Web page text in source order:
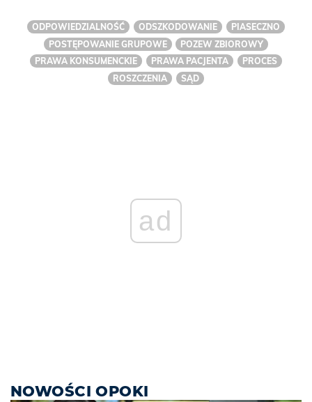
ODPOWIEDZIALNOŚĆ ODSZKODOWANIE
PIASECZNO
POSTĘPOWANIE GRUPOWE
POZEW ZBIOROWY
PRAWA KONSUMENCKIE
PRAWA PACJENTA
PROCES
ROSZCZENIA
SĄD
ad
NOWOŚCI OPOKI